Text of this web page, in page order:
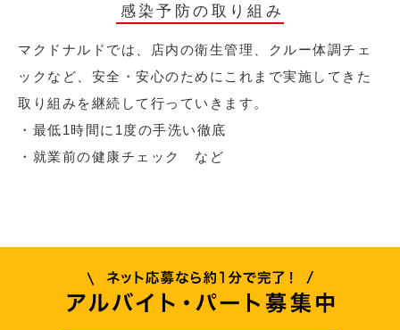
感染予防の取り組み
マクドナルドでは、店内の衛生管理、クルー体調チェ
ックなど、安全・安心のためにこれまで実施してきた
取り組みを継続して行っていきます。
・最低1時間に1度の手洗い徹底
・就業前の健康チェック など